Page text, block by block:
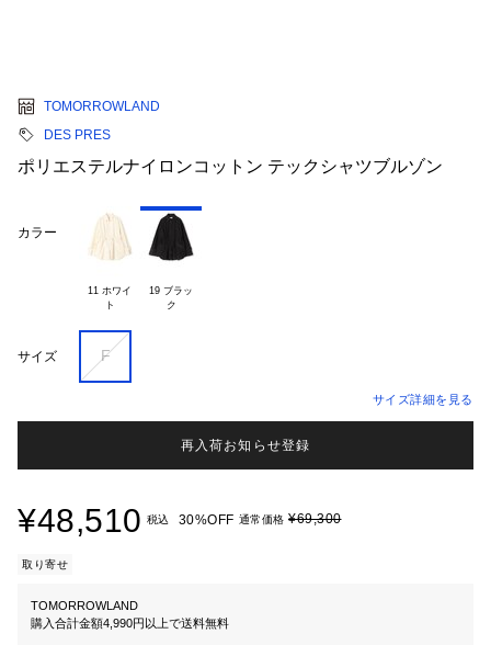
TOMORROWLAND
DES PRES
ポリエステルナイロンコットン テックシャツブルゾン
カラー
11 ホワイ
19 ブラッ
サイズ F
サイズ詳細を見る
再入荷お知らせ登録
¥48,510 税込 30%OFF 通常価格 ¥69,300
取り寄せ
TOMORROWLAND
購入合計金額4,990円以上で送料無料